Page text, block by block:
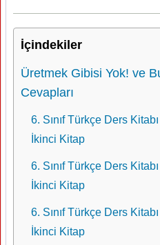
İçindekiler
Üretmek Gibisi Yok! ve
Cevapları
6. Sınıf Türkçe Ders
İkinci Kitap
6. Sınıf Türkçe Ders
İkinci Kitap
6. Sınıf Türkçe Ders
İkinci Kitap